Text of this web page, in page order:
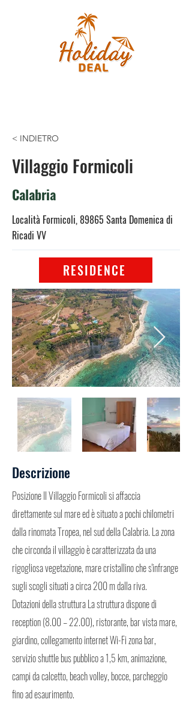
< INDIETRO
Villaggio Formicoli
Calabria
Località Formicoli, 89865 Santa Domenica di
Ricadi VV
RESIDENCE
Descrizione
Posizione Il Villaggio Formicoli si affaccia
direttamente sul mare ed è situato a pochi chilometri
dalla rinomata Tropea, nel sud della Calabria. La zona
che circonda il villaggio è caratterizzata da una
rigogliosa vegetazione, mare cristallino che s'infrange
sugli scogli situati a circa 200 m dalla riva.
Dotazioni della struttura La struttura dispone di
reception (8.00 – 22.00), ristorante, bar vista mare,
giardino, collegamento internet Wi-Fi zona bar,
servizio shuttle bus pubblico a 1,5 km, animazione,
campi da calcetto, beach volley, bocce, parcheggio
fino ad esaurimento.